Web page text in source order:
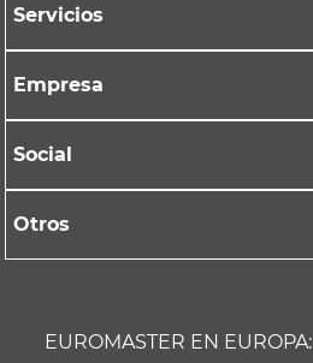
Servicios
Empresa
Social
Otros
EUROMASTER EN EUROPA: